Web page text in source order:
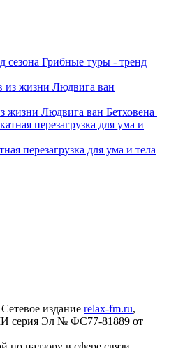
Грибные туры - тренд
жизни Людвига ван Бетховена
перезагрузка для ума и тела
издание relax-fm.ru,
серия Эл № ФС77-81889 от